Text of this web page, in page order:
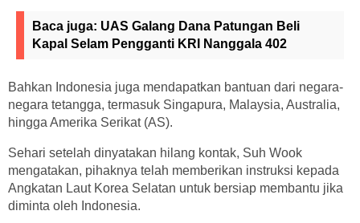
Baca juga: UAS Galang Dana Patungan Beli
Kapal Selam Pengganti KRI Nanggala 402
Bahkan Indonesia juga mendapatkan bantuan dari negara-
negara tetangga, termasuk Singapura, Malaysia, Australia,
hingga Amerika Serikat (AS).
Sehari setelah dinyatakan hilang kontak, Suh Wook
mengatakan, pihaknya telah memberikan instruksi kepada
Angkatan Laut Korea Selatan untuk bersiap membantu jika
diminta oleh Indonesia.